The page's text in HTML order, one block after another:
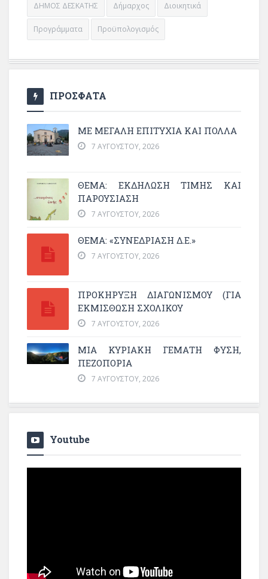
ΔΗΜΟΣ ΔΕΣΚΑΤΗΣ Δήμαρχος Διοικητικά
Προγράμματα Προϋπολογισμός
ΠΡΟΣΦΑΤΑ
ΜΕ ΜΕΓΆΛΗ ΕΠΙΤΥΧΊΑ ΚΑΙ ΠΟΛΛΆ
7 ΑΥΓΟΎΣΤΟΥ, 2026
ΘΈΜΑ: ΕΚΔΉΛΩΣΗ ΤΙΜΉΣ ΚΑΙ
ΠΑΡΟΥΣΊΑΣΗ
7 ΑΥΓΟΎΣΤΟΥ, 2026
ΘΕΜΑ: «ΣΥΝΕΔΡΊΑΣΗ Δ.Ε.»
7 ΑΥΓΟΎΣΤΟΥ, 2026
ΠΡΟΚΗΡΥΞΗ ΔΙΑΓΩΝΙΣΜΟΥ (ΓΙΑ
ΕΚΜΊΣΘΩΣΗ ΣΧΟΛΙΚΟΎ
7 ΑΥΓΟΎΣΤΟΥ, 2026
ΜΙΑ ΚΥΡΙΑΚΉ ΓΕΜΆΤΗ ΦΎΣΗ,
ΠΕΖΟΠΟΡΊΑ
7 ΑΥΓΟΎΣΤΟΥ, 2026
Youtube